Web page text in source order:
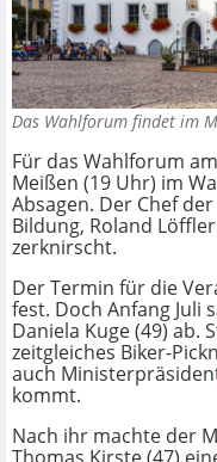
Das Wahlforum findet im
Für das Wahlforum
Meißen (19 Uhr) im
Absagen. Der Chef
Bildung, Roland
zerknirscht.
Der Termin für die
fest. Doch Anfang Juli
Daniela Kuge (49) ab.
zeitgleiches Biker-
auch
kommt.
Nach ihr machte der